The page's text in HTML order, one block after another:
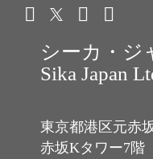
シーカ・ジ
Sika Japan
東京都港区元赤
赤坂Kタワー7階